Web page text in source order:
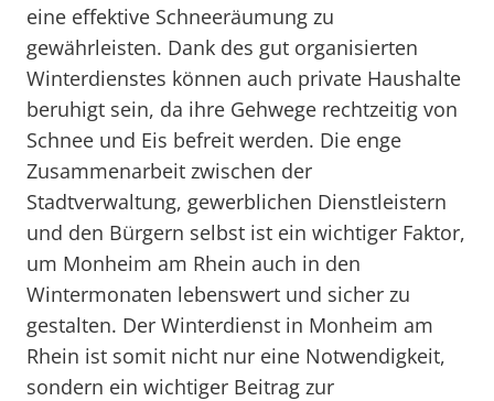
eine effektive Schneeräumung zu
gewährleisten. Dank des gut organisierten
Winterdienstes können auch private Haushalte
beruhigt sein, da ihre Gehwege rechtzeitig von
Schnee und Eis befreit werden. Die enge
Zusammenarbeit zwischen der
Stadtverwaltung, gewerblichen Dienstleistern
und den Bürgern selbst ist ein wichtiger Faktor,
um Monheim am Rhein auch in den
Wintermonaten lebenswert und sicher zu
gestalten. Der Winterdienst in Monheim am
Rhein ist somit nicht nur eine Notwendigkeit,
sondern ein wichtiger Beitrag zur